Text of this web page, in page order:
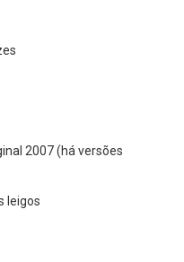
2007 (há versões